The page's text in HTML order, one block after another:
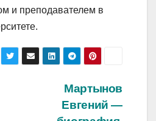
и преподавателем в
Мартынов
Евгений —